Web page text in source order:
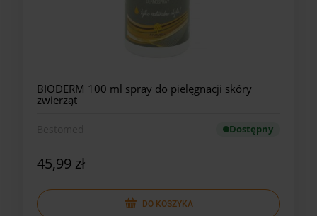
BIODERM 100 ml spray do pielęgnacji skóry
zwierząt
Dostępny
45,99 zł
DO KOSZYKA